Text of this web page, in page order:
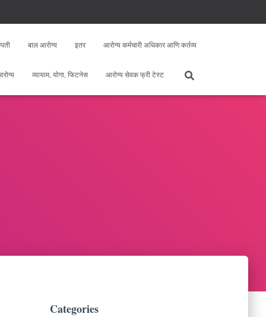
बाल आरोग्य इतर आरोग्य कर्मचारी अधिकार आणि कर्तव्य
व्यायाम, योगा, फिटनेस आरोग्य सेवक फ्री टेस्ट
Categories